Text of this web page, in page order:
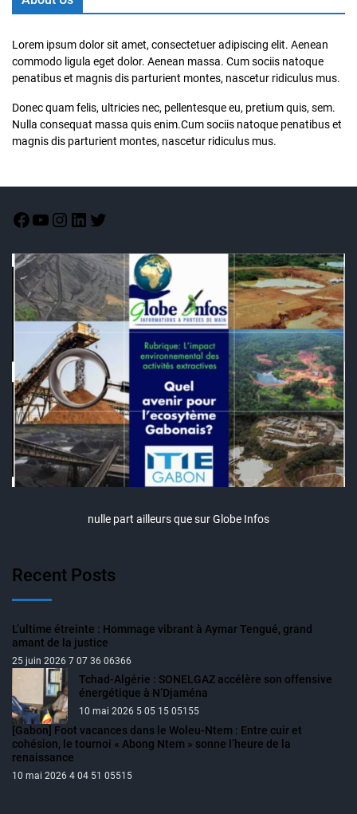
Lorem ipsum dolor sit amet, consectetuer adipiscing elit. Aenean
commodo ligula eget dolor. Aenean massa. Cum sociis natoque
penatibus et magnis dis parturient montes, nascetur ridiculus mus.
Donec quam felis, ultricies nec, pellentesque eu, pretium quis, sem.
Nulla consequat massa quis enim.Cum sociis natoque penatibus et
magnis dis parturient montes, nascetur ridiculus mus.
nulle part ailleurs que sur Globe Infos
Recent Posts
L’ultime étreinte : Hommage vibrant à Aymar Tengué, grand
amant de la justice
25 juin 2026 7 07 36 06366
Tchad-Algérie : SONELGAZ accélère son offensive
énergétique à N’Djaména
10 mai 2026 5 05 15 05155
[Gabon] Foot vacances dans le Woleu-Ntem : Entre cuir et
cohésion, le tournoi « Abong Ntem » sonne l’heure de la
renaissance
10 mai 2026 4 04 51 05515